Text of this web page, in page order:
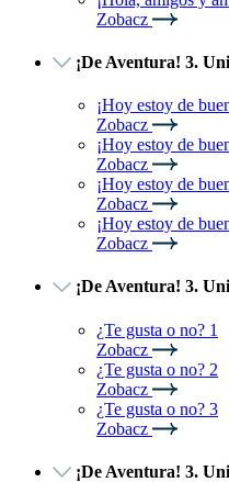
Zobacz
¡De Aventura! 3.
¡Hoy estoy de
Zobacz
¡Hoy estoy de
Zobacz
¡Hoy estoy de
Zobacz
¡Hoy estoy de
Zobacz
¡De Aventura! 3.
¿Te gusta o no? 1
Zobacz
¿Te gusta o no? 2
Zobacz
¿Te gusta o no? 3
Zobacz
¡De Aventura! 3.